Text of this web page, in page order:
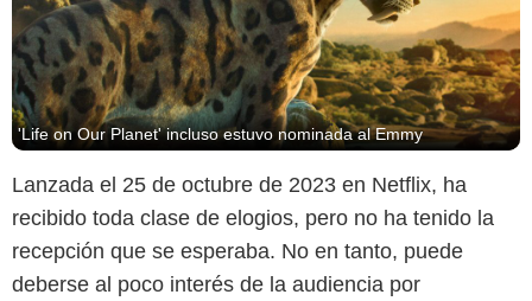
'Life on Our Planet' incluso estuvo nominada al Emmy
Lanzada el 25 de octubre de 2023 en Netflix, ha
recibido toda clase de elogios, pero no ha tenido la
recepción que se esperaba. No en tanto, puede
deberse al poco interés de la audiencia por